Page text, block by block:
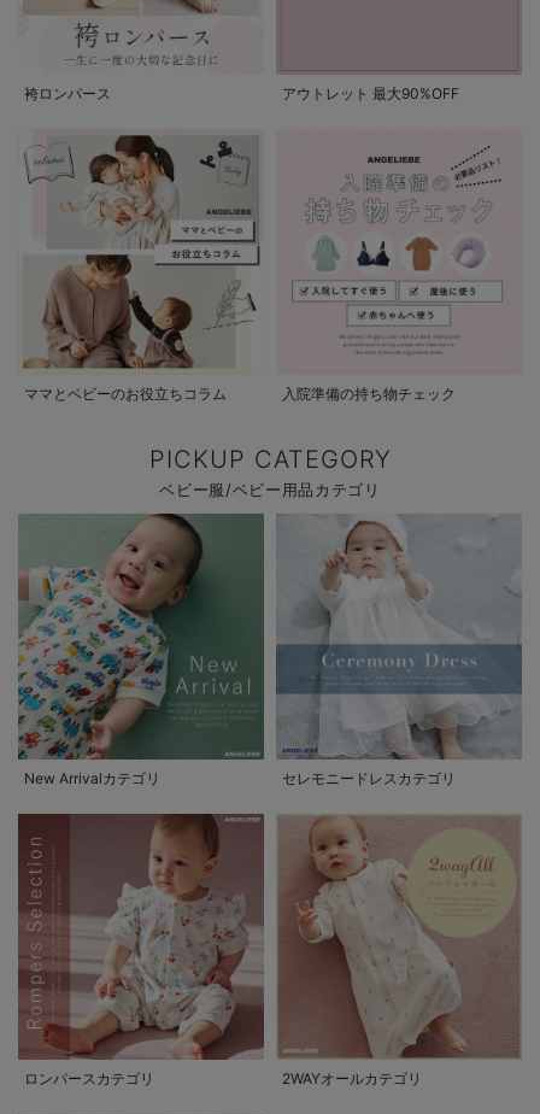
袴ロンパース アウトレット 最大90%OFF
ママとベビーのお役立ちコラム 入院準備の持ち物チェック
PICKUP CATEGORY
ベビー服/ベビー用品カテゴリ
New Arrivalカテゴリ セレモニードレスカテゴリ
ロンパースカテゴリ 2WAYオールカテゴリ